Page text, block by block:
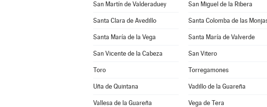
San Martín de Valderaduey San Miguel de la Ribera
Santa Clara de Avedillo Santa Colomba de las
Santa María de la Vega Santa María de Valverde
San Vicente de la Cabeza San Vitero
Toro Torregamones
Uña de Quintana Vadillo de la Guareña
Vallesa de la Guareña Vega de Tera